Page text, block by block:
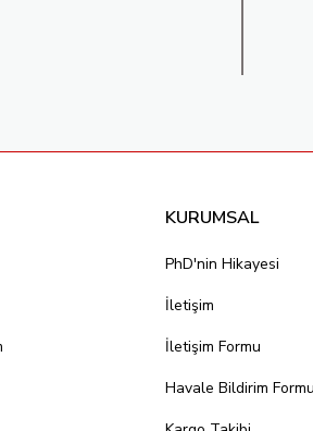
KURUMSAL
PhD'nin Hikayesi
İletişim
İletişim Formu
Havale Bildirim Formu